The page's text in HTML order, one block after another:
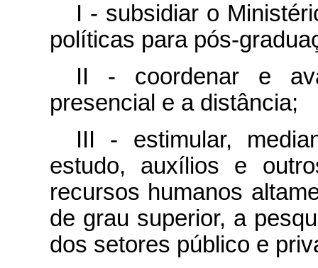
I - subsidiar o
políticas para pós-
II - coordenar e
presencial e a distância;
III - estimular,
estudo, auxílios e
recursos humanos
de grau superior, a
dos setores público e